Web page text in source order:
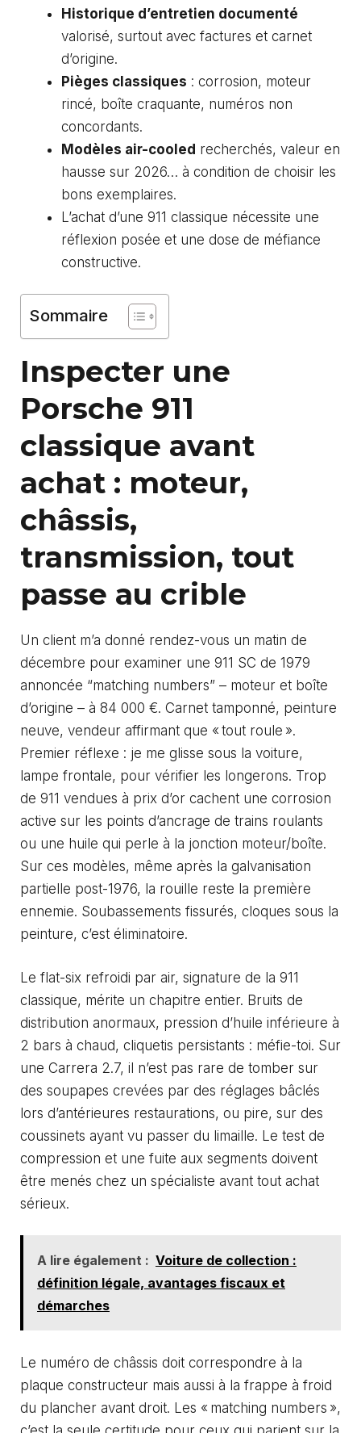
Historique d’entretien documenté
valorisé, surtout avec factures et carnet
d’origine.
Pièges classiques : corrosion, moteur
rincé, boîte craquante, numéros non
concordants.
Modèles air-cooled recherchés, valeur en
hausse sur 2026… à condition de choisir les
bons exemplaires.
L’achat d’une 911 classique nécessite une
réflexion posée et une dose de méfiance
constructive.
Sommaire
Inspecter une
Porsche 911
classique avant
achat : moteur,
châssis,
transmission, tout
passe au crible
Un client m’a donné rendez-vous un matin de
décembre pour examiner une 911 SC de 1979
annoncée “matching numbers” – moteur et boîte
d’origine – à 84 000 €. Carnet tamponné, peinture
neuve, vendeur affirmant que « tout roule ».
Premier réflexe : je me glisse sous la voiture,
lampe frontale, pour vérifier les longerons. Trop
de 911 vendues à prix d’or cachent une corrosion
active sur les points d’ancrage de trains roulants
ou une huile qui perle à la jonction moteur/boîte.
Sur ces modèles, même après la galvanisation
partielle post-1976, la rouille reste la première
ennemie. Soubassements fissurés, cloques sous la
peinture, c’est éliminatoire.
Le flat-six refroidi par air, signature de la 911
classique, mérite un chapitre entier. Bruits de
distribution anormaux, pression d’huile inférieure à
2 bars à chaud, cliquetis persistants : méfie-toi. Sur
une Carrera 2.7, il n’est pas rare de tomber sur
des soupapes crevées par des réglages bâclés
lors d’antérieures restaurations, ou pire, sur des
coussinets ayant vu passer du limaille. Le test de
compression et une fuite aux segments doivent
être menés chez un spécialiste avant tout achat
sérieux.
A lire également : Voiture de collection :
définition légale, avantages fiscaux et
démarches
Le numéro de châssis doit correspondre à la
plaque constructeur mais aussi à la frappe à froid
du plancher avant droit. Les « matching numbers »,